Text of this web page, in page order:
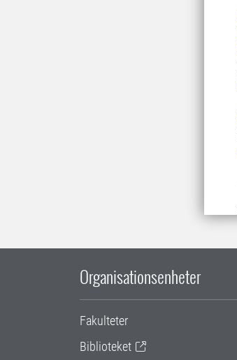
Organisationsenheter
Fakulteter
Biblioteket